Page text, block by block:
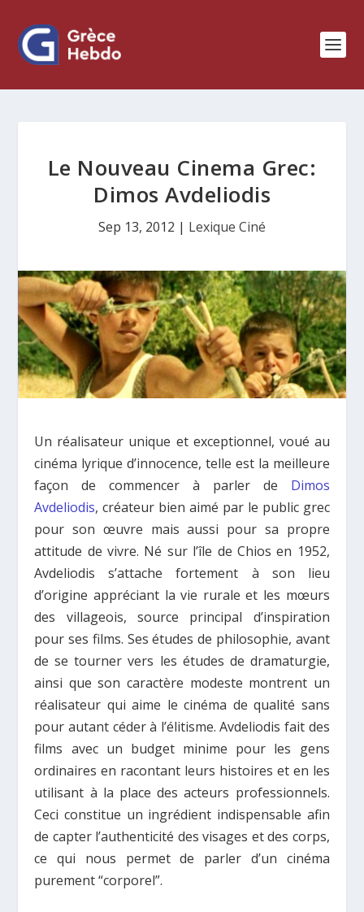
Le Nouveau Cinema Grec:
Dimos Avdeliodis
Sep 13, 2012 | Lexique Ciné
Un réalisateur unique et exceptionnel, voué au
cinéma lyrique d’innocence, telle est la meilleure
façon de commencer à parler de Dimos
Avdeliodis, créateur bien aimé par le public grec
pour son œuvre mais aussi pour sa propre
attitude de vivre. Né sur l’île de Chios en 1952,
Avdeliodis s’attache fortement à son lieu
d’origine appréciant la vie rurale et les mœurs
des villageois, source principal d’inspiration
pour ses films. Ses études de philosophie, avant
de se tourner vers les études de dramaturgie,
ainsi que son caractère modeste montrent un
réalisateur qui aime le cinéma de qualité sans
pour autant céder à l’élitisme. Avdeliodis fait des
films avec un budget minime pour les gens
ordinaires en racontant leurs histoires et en les
utilisant à la place des acteurs professionnels.
Ceci constitue un ingrédient indispensable afin
de capter l’authenticité des visages et des corps,
ce qui nous permet de parler d’un cinéma
purement “corporel”.